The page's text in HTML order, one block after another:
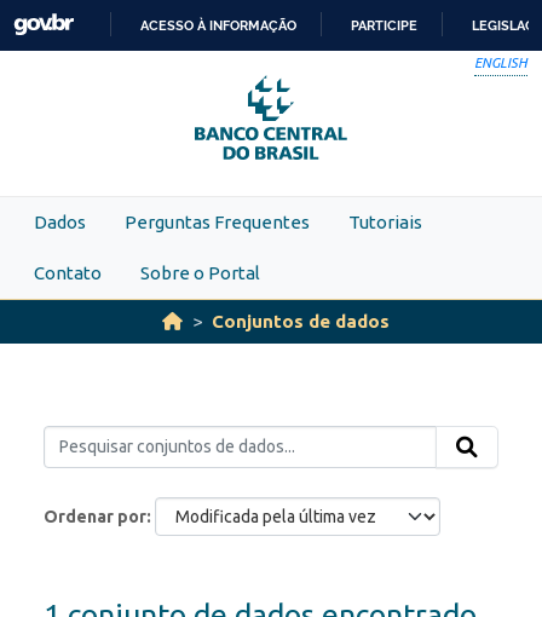
Skip to main content
PARA
O
CONTEÚDO
ACESSO À INFORMAÇÃO PARTICIPE
ENGLISH
Dados Perguntas Frequentes Tutoriais
Contato Sobre o Portal
Conjuntos de dados
Ordenar por